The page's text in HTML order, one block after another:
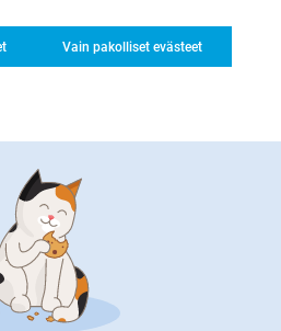
Vain pakolliset evästeet
tilauksista